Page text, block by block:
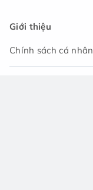
Giới thiệu
Chính sách cá nhân